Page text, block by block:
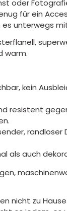
oder
für ein
unterwegs
warm.
kein
resistent
randloser
als auch
nicht zu